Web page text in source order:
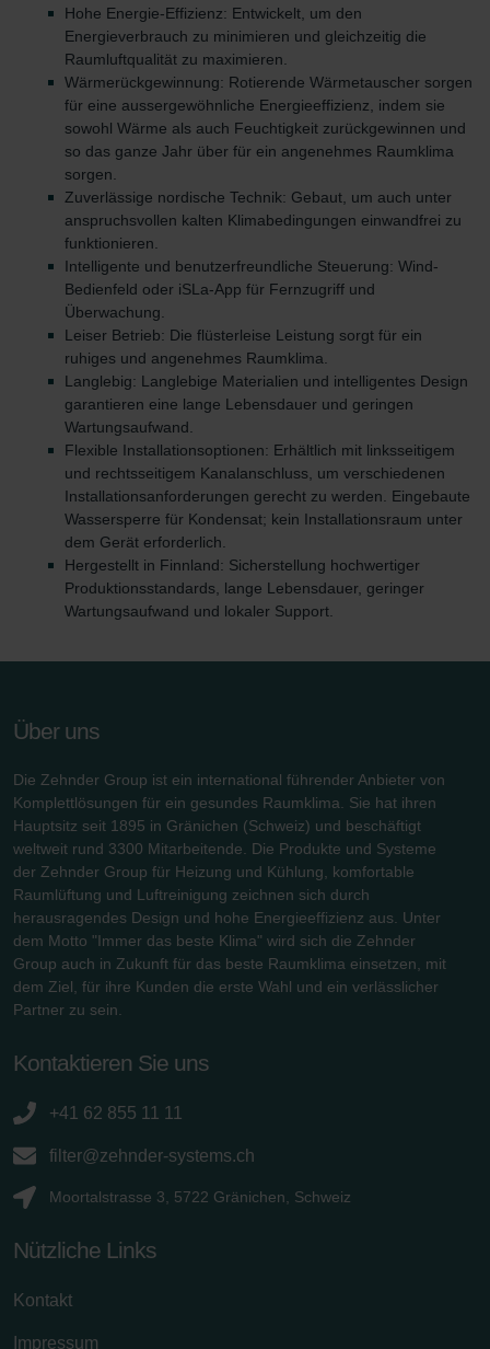
Zehnder Group België nv/sa: Déclarations de confidentialité
Zehnder Group Czech Republic s.r.o.: Zásady ochrany
osobních údajů
Zehnder Group France: Protection des données
Zehnder Group Ibérica SAU: Política de privacidad
Limitet Şirketi: Web Sitesi Çerezleri
Zehnder Group Nederland bv: Privacyverklaringen
Zehnder Group Sales International: Privacy Policy
Zehnder Group Schweiz AG: Datenschutz
Zehnder Polska Sp. z o.o.: Oświadczenie o ochronie
Zehnder Group UK Limited: Privacy Policy
Zehnder Group Deutschland GmbH
Hohe Energie-Effizienz: Entwickelt, um den
Energieverbrauch zu minimieren und gleichzeitig die
Raumluftqualität zu maximieren.
Wärmerückgewinnung: Rotierende Wärmetauscher sorgen
für eine aussergewöhnliche Energieeffizienz, indem sie
sowohl Wärme als auch Feuchtigkeit zurückgewinnen und
so das ganze Jahr über für ein angenehmes Raumklima
sorgen.
Zuverlässige nordische Technik: Gebaut, um auch unter
anspruchsvollen kalten Klimabedingungen einwandfrei zu
funktionieren.
Intelligente und benutzerfreundliche Steuerung: Wind-
Bedienfeld oder iSLa-App für Fernzugriff und
Überwachung.
Leiser Betrieb: Die flüsterleise Leistung sorgt für ein
ruhiges und angenehmes Raumklima.
Langlebig: Langlebige Materialien und intelligentes Design
garantieren eine lange Lebensdauer und geringen
Wartungsaufwand.
Flexible Installationsoptionen: Erhältlich mit linksseitigem
und rechtsseitigem Kanalanschluss, um verschiedenen
Installationsanforderungen gerecht zu werden. Eingebaute
Wassersperre für Kondensat; kein Installationsraum unter
dem Gerät erforderlich.
Hergestellt in Finnland: Sicherstellung hochwertiger
Produktionsstandards, lange Lebensdauer, geringer
Wartungsaufwand und lokaler Support.
Über uns
Die Zehnder Group ist ein international führender Anbieter von
Komplettlösungen für ein gesundes Raumklima. Sie hat ihren
Hauptsitz seit 1895 in Gränichen (Schweiz) und beschäftigt
weltweit rund 3300 Mitarbeitende. Die Produkte und Systeme
der Zehnder Group für Heizung und Kühlung, komfortable
Raumlüftung und Luftreinigung zeichnen sich durch
herausragendes Design und hohe Energieeffizienz aus. Unter
dem Motto "Immer das beste Klima" wird sich die Zehnder
Group auch in Zukunft für das beste Raumklima einsetzen, mit
dem Ziel, für ihre Kunden die erste Wahl und ein verlässlicher
Partner zu sein.
Kontaktieren Sie uns
+41 62 855 11 11
filter@zehnder-systems.ch
Moortalstrasse 3, 5722 Gränichen, Schweiz
Nützliche Links
Kontakt
Impressum